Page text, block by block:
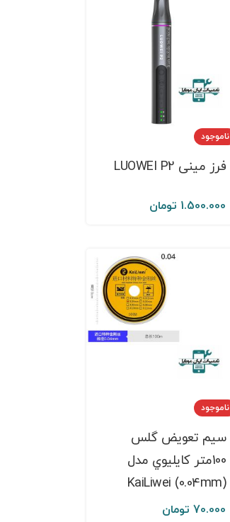
ناموجود
فرز مینی LUOWEI P2
1.500.000 تومان
ناموجود
سيم تعويض گلس
100متر کايليوي مدل
(KaiLiwei (0.04mm
70.000 تومان